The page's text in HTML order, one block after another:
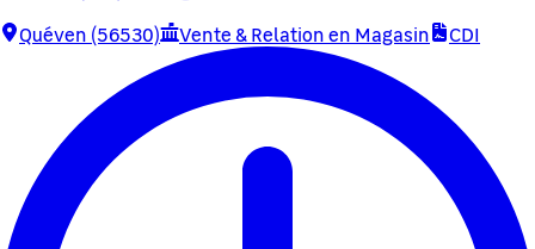
Quéven (56530)
Vente & Relation en Magasin CDI